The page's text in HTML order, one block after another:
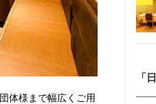
体様まで幅広くご用
「